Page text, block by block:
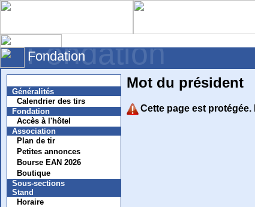
Fondation
Fondation
Généralités
Calendrier des tirs
Fondation
Accès à l'hôtel
Association
Plan de tir
Petites annonces
Bourse EAN 2026
Boutique
Sous-sections
Stand
Horaire
Mot du président
Cette page est protégée.